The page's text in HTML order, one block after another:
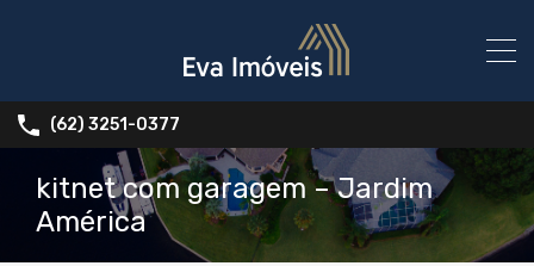
(62) 3251-0377
kitnet com garagem – Jardim
América